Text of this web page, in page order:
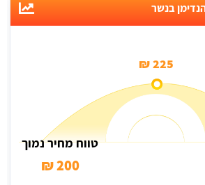
בנשר
225 ₪
טווח מחיר נמוך
200 ₪